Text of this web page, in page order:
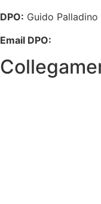
DPO: Guido Palladino
Email DPO: